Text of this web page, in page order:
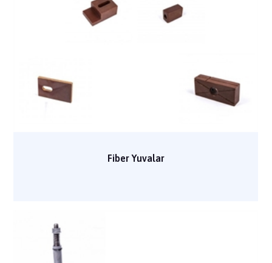
Fiber Yuvalar